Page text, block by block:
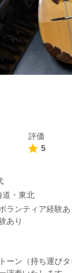
評価
5
道・東北
ランティア経験
あり
ーン（持ち運び